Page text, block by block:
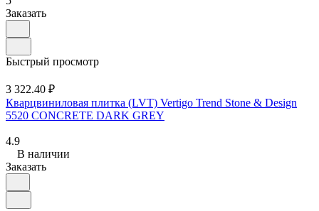
Заказать
Быстрый просмотр
3 322.40 ₽
Кварцвиниловая плитка (LVT) Vertigo Trend Stone & Design
5520 CONCRETE DARK GREY
4.9
В наличии
Заказать